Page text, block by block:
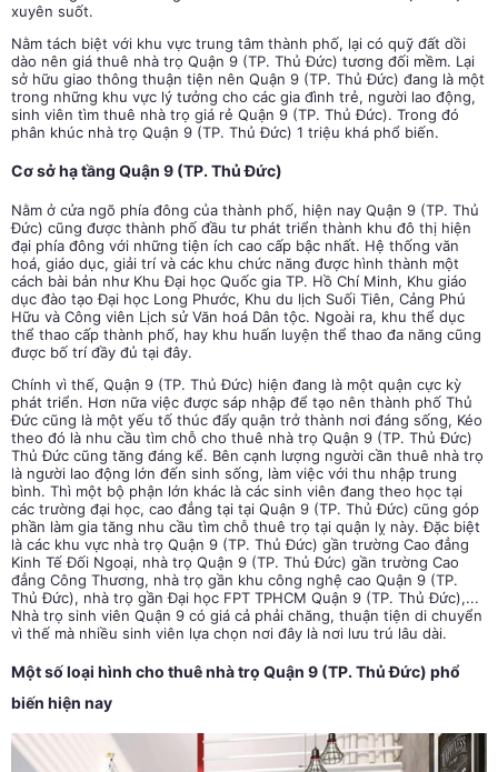
xuyên suốt.
Nằm tách biệt với khu vực trung tâm thành phố, lại có quỹ đất dồi
dào nên giá thuê nhà trọ Quận 9 (TP. Thủ Đức) tương đối mềm. Lại
sở hữu giao thông thuận tiện nên Quận 9 (TP. Thủ Đức) đang là một
trong những khu vực lý tưởng cho các gia đình trẻ, người lao động,
sinh viên tìm thuê nhà trọ giá rẻ Quận 9 (TP. Thủ Đức). Trong đó
phân khúc nhà trọ Quận 9 (TP. Thủ Đức) 1 triệu khá phổ biến.
Cơ sở hạ tầng Quận 9 (TP. Thủ Đức)
Nằm ở cửa ngõ phía đông của thành phố, hiện nay Quận 9 (TP. Thủ
Đức) cũng được thành phố đầu tư phát triển thành khu đô thị hiện
đại phía đông với những tiện ích cao cấp bậc nhất. Hệ thống văn
hoá, giáo dục, giải trí và các khu chức năng được hình thành một
cách bài bản như Khu Đại học Quốc gia TP. Hồ Chí Minh, Khu giáo
dục đào tạo Đại học Long Phước, Khu du lịch Suối Tiên, Cảng Phú
Hữu và Công viên Lịch sử Văn hoá Dân tộc. Ngoài ra, khu thể dục
thể thao cấp thành phố, hay khu huấn luyện thể thao đa năng cũng
được bố trí đầy đủ tại đây.
Chính vì thế, Quận 9 (TP. Thủ Đức) hiện đang là một quận cực kỳ
phát triển. Hơn nữa việc được sáp nhập để tạo nên thành phố Thủ
Đức cũng là một yếu tố thúc đẩy quận trở thành nơi đáng sống, Kéo
theo đó là nhu cầu tìm chỗ cho thuê nhà trọ Quận 9 (TP. Thủ Đức)
Thủ Đức cũng tăng đáng kể. Bên cạnh lượng người cần thuê nhà trọ
là người lao động lớn đến sinh sống, làm việc với thu nhập trung
bình. Thì một bộ phận lớn khác là các sinh viên đang theo học tại
các trường đại học, cao đẳng tại tại Quận 9 (TP. Thủ Đức) cũng góp
phần làm gia tăng nhu cầu tìm chỗ thuê trọ tại quận lỵ này. Đặc biệt
là các khu vực nhà trọ Quận 9 (TP. Thủ Đức) gần trường Cao đẳng
Kinh Tế Đối Ngoại, nhà trọ Quận 9 (TP. Thủ Đức) gần trường Cao
đẳng Công Thương, nhà trọ gần khu công nghệ cao Quận 9 (TP.
Thủ Đức), nhà trọ gần Đại học FPT TPHCM Quận 9 (TP. Thủ Đức),...
Nhà trọ sinh viên Quận 9 có giá cả phải chăng, thuận tiện di chuyển
vì thế mà nhiều sinh viên lựa chọn nơi đây là nơi lưu trú lâu dài.
Một số loại hình cho thuê nhà trọ Quận 9 (TP. Thủ Đức) phổ
biến hiện nay